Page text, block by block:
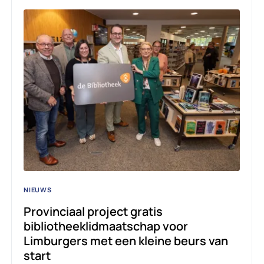
NIEUWS
Provinciaal project gratis
bibliotheeklidmaatschap voor
Limburgers met een kleine beurs van
start